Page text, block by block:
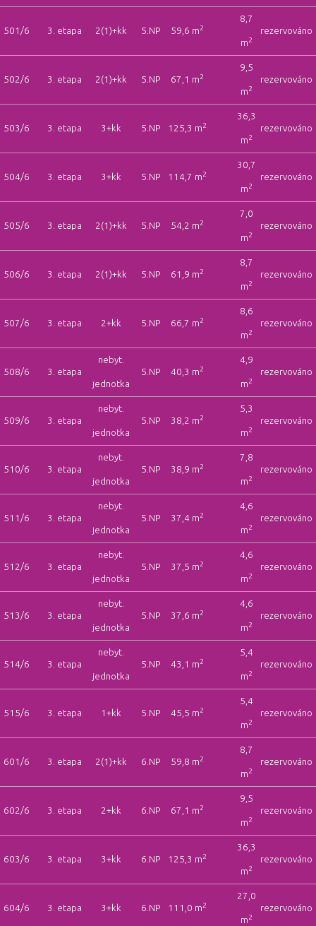
501/6 3. etapa 2(1)+kk 5.NP 59,6 m2
8,7
m2
rezervováno
502/6 3. etapa 2(1)+kk 5.NP 67,1 m2
9,5
m2
rezervováno
503/6 3. etapa 3+kk 5.NP 125,3 m2
36,3
m2
rezervováno
504/6 3. etapa 3+kk 5.NP 114,7 m2
30,7
m2
rezervováno
505/6 3. etapa 2(1)+kk 5.NP 54,2 m2
7,0
m2
rezervováno
506/6 3. etapa 2(1)+kk 5.NP 61,9 m2
8,7
m2
rezervováno
507/6 3. etapa 2+kk 5.NP 66,7 m2
8,6
m2
rezervováno
508/6 3. etapa
nebyt.
jednotka
5.NP 40,3 m2
4,9
m2
rezervováno
509/6 3. etapa
nebyt.
jednotka
5.NP 38,2 m2
5,3
m2
rezervováno
510/6 3. etapa
nebyt.
jednotka
5.NP 38,9 m2
7,8
m2
rezervováno
511/6 3. etapa
nebyt.
jednotka
5.NP 37,4 m2
4,6
m2
rezervováno
512/6 3. etapa
nebyt.
jednotka
5.NP 37,5 m2
4,6
m2
rezervováno
513/6 3. etapa
nebyt.
jednotka
5.NP 37,6 m2
4,6
m2
rezervováno
514/6 3. etapa
nebyt.
jednotka
5.NP 43,1 m2
5,4
m2
rezervováno
515/6 3. etapa 1+kk 5.NP 45,5 m2
5,4
m2
rezervováno
601/6 3. etapa 2(1)+kk 6.NP 59,8 m2
8,7
m2
rezervováno
602/6 3. etapa 2+kk 6.NP 67,1 m2
9,5
m2
rezervováno
603/6 3. etapa 3+kk 6.NP 125,3 m2
36,3
m2
rezervováno
604/6 3. etapa 3+kk 6.NP 111,0 m2
27,0
m2
rezervováno